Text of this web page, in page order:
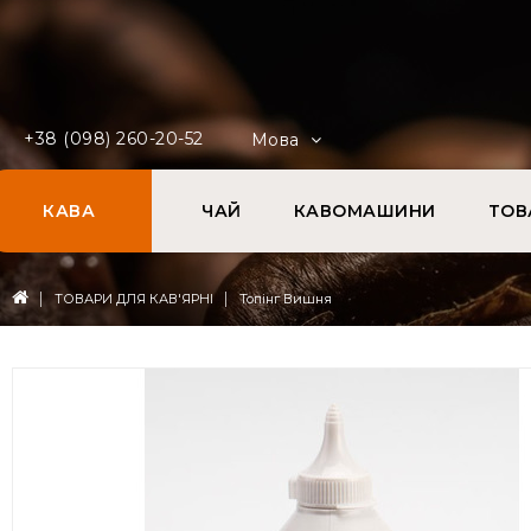
+38 (098) 260-20-52 Мова
КАВА ЧАЙ КАВОМАШИНИ
ТОВАРИ ДЛЯ КАВ'ЯРНІ Топінг Вишня